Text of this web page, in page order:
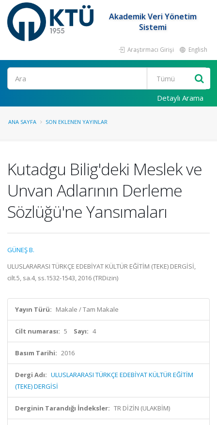
Akademik Veri Yönetim
Sistemi
Araştırmacı Girişi English
Ara
Detaylı Arama
ANA SAYFA SON EKLENEN YAYINLAR
Kutadgu Bilig'deki Meslek ve
Unvan Adlarının Derleme
Sözlüğü'ne Yansımaları
GÜNEŞ B.
ULUSLARARASI TÜRKÇE EDEBİYAT KÜLTÜR EĞİTİM (TEKE) DERGİSİ,
cilt.5, sa.4, ss.1532-1543, 2016 (TRDizin)
Yayın Türü: Makale / Tam Makale
Cilt numarası: 5 Sayı: 4
Basım Tarihi: 2016
Dergi Adı: ULUSLARARASI TÜRKÇE EDEBİYAT KÜLTÜR EĞİTİM
(TEKE) DERGİSİ
Derginin Tarandığı İndeksler: TR DİZİN (ULAKBİM)